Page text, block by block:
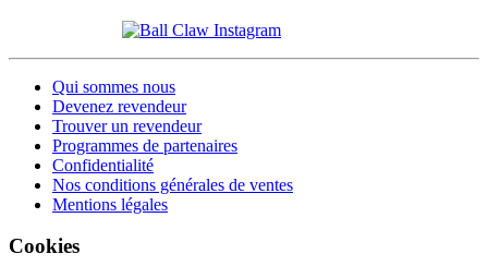
Qui sommes nous
Devenez revendeur
Trouver un revendeur
Programmes de partenaires
Confidentialité
Nos conditions générales de ventes
Mentions légales
Cookies